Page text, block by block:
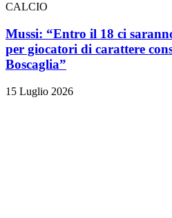
CALCIO
Mussi: “Entro il 18 ci
per giocatori di carattere
Boscaglia”
15 Luglio 2026